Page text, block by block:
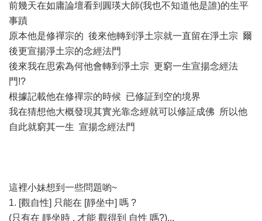
前幾天在如庸論壇看到圓瑛大師(我也不知道他是誰)的生平
事蹟
原本他是修禪宗的 後來他轉到淨土宗就一直留在淨土宗 爾
後更宣揚淨土宗的念經法門
後來我在思索為何他會轉到淨土宗 更窮一生宣揚念經法
門!?
根據記載他在修禪宗的時候 已修証到空的境界
我在猜想他大概發現其實光靠念經就可以修証成佛 所以他
自此就窮其一生 宣揚念經法門
這裡小妹想到一些問題喲~
1. [觀自性] 只能在 [靜坐中] 嗎 ?
(只有在 靜坐時 , 才能 觀得到 自性 嗎?)...